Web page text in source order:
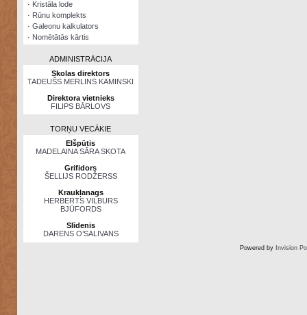
· Kristāla lode
· Rūnu komplekts
· Galeonu kalkulators
· Nomētātās kārtis
ADMINISTRĀCIJA
Skolas direktors
TADEUŠS MERLINS KAMINSKI
Direktora vietnieks
FILIPS BĀRLOVS
TORŅU VECĀKIE
Elšpūtis
MADELAINA SĀRA SKOTA
Grifidors
ŠELLIJS RODŽERSS
Kraukļanags
HERBERTS VILBURS
BJŪFORDS
Slīdenis
DARENS O’SALIVANS
Powered by Invision